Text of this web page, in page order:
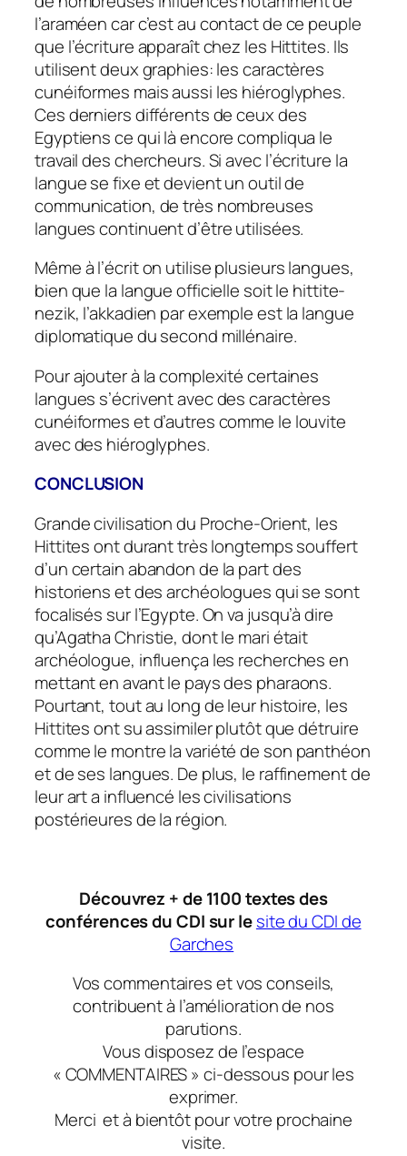
l’araméen car c’est au contact de ce peuple
que l’écriture apparaît chez les Hittites. Ils
utilisent deux graphies: les caractères
cunéiformes mais aussi les hiéroglyphes.
Ces derniers différents de ceux des
Egyptiens ce qui là encore compliqua le
travail des chercheurs. Si avec l’écriture la
langue se fixe et devient un outil de
communication, de très nombreuses
langues continuent d’être utilisées.
Même à l’écrit on utilise plusieurs langues,
bien que la langue officielle soit le hittite-
nezik, l’akkadien par exemple est la langue
diplomatique du second millénaire.
Pour ajouter à la complexité certaines
langues s’écrivent avec des caractères
cunéiformes et d’autres comme le louvite
avec des hiéroglyphes.
CONCLUSION
Grande civilisation du Proche-Orient, les
Hittites ont durant très longtemps souffert
d’un certain abandon de la part des
historiens et des archéologues qui se sont
focalisés sur l’Egypte. On va jusqu’à dire
qu’Agatha Christie, dont le mari était
archéologue, influença les recherches en
mettant en avant le pays des pharaons.
Pourtant, tout au long de leur histoire, les
Hittites ont su assimiler plutôt que détruire
comme le montre la variété de son panthéon
et de ses langues. De plus, le raffinement de
leur art a influencé les civilisations
postérieures de la région.
Découvrez + de 1100 textes des
conférences du CDI sur lesite du CDI de
Garches
Vos commentaires et vos conseils,
contribuent à l’amélioration de nos
parutions.
Vous disposez de l’espace
« COMMENTAIRES » ci-dessous pour les
exprimer.
Merci et à bientôtpour votre prochaine
visite.